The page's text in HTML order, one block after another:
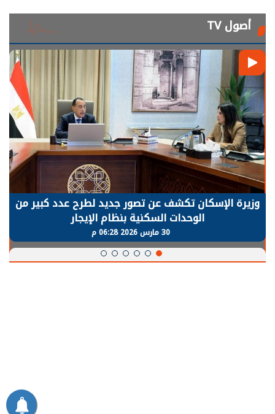
أصول TV
الإسكان تكشف عن تصور جديد لطرح عدد كبير من
الوحدات السكنية بنظام الإيجار